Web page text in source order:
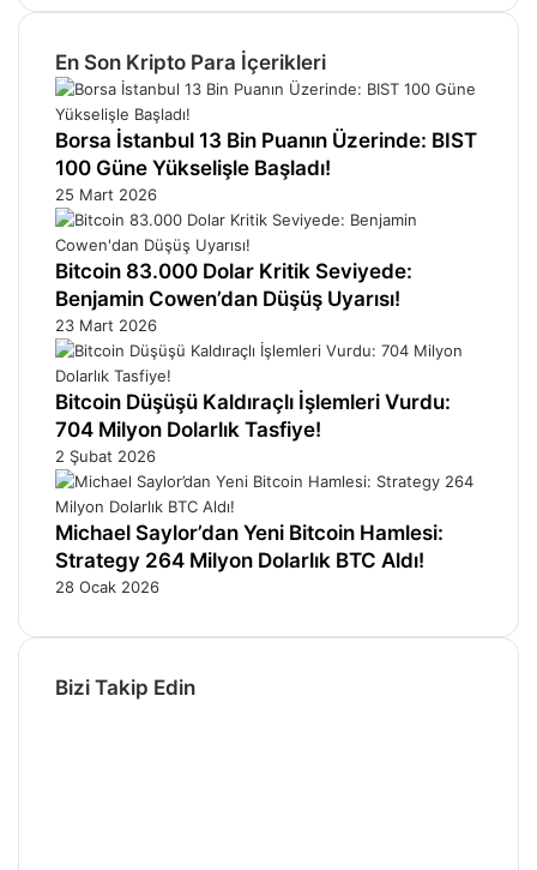
En Son Kripto Para İçerikleri
Borsa İstanbul 13 Bin Puanın Üzerinde: BIST
100 Güne Yükselişle Başladı!
25 Mart 2026
Bitcoin 83.000 Dolar Kritik Seviyede:
Benjamin Cowen’dan Düşüş Uyarısı!
23 Mart 2026
Bitcoin Düşüşü Kaldıraçlı İşlemleri Vurdu:
704 Milyon Dolarlık Tasfiye!
2 Şubat 2026
Michael Saylor’dan Yeni Bitcoin Hamlesi:
Strategy 264 Milyon Dolarlık BTC Aldı!
28 Ocak 2026
Bizi Takip Edin